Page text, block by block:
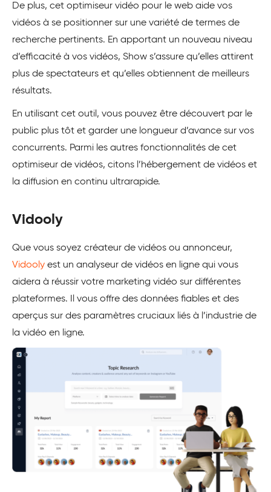
De plus, cet optimiseur vidéo pour le web aide vos
vidéos à se positionner sur une variété de termes de
recherche pertinents. En apportant un nouveau niveau
d’efficacité à vos vidéos, Show s’assure qu’elles attirent
plus de spectateurs et qu’elles obtiennent de meilleurs
résultats.
En utilisant cet outil, vous pouvez être découvert par le
public plus tôt et garder une longueur d’avance sur vos
concurrents. Parmi les autres fonctionnalités de cet
optimiseur de vidéos, citons l’hébergement de vidéos et
la diffusion en continu ultrarapide.
Vidooly
Que vous soyez créateur de vidéos ou annonceur,
Vidooly est un analyseur de vidéos en ligne qui vous
aidera à réussir votre marketing vidéo sur différentes
plateformes. Il vous offre des données fiables et des
aperçus sur des paramètres cruciaux liés à l’industrie de
la vidéo en ligne.